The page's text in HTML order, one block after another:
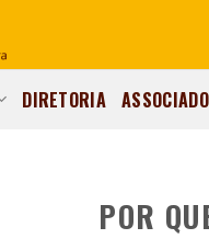
DIRETORIA
POR